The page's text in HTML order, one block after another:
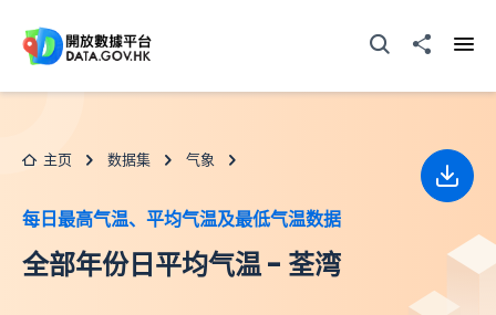
打开搜寻器分享至
主页 数据集 气象
每日最高气温、平均气温及最低气温数据
全部年份日平均气温 - 荃湾
下载